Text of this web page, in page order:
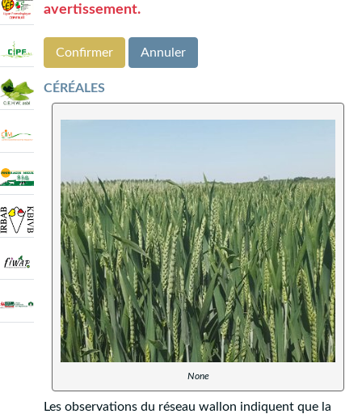
avertissement.
Confirmer Annuler
CÉRÉALES
None
Les observations du réseau wallon indiquent que la